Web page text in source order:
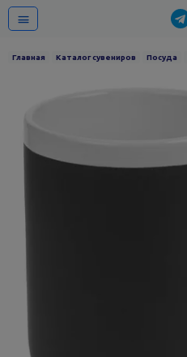
Главная Каталог сувениров Посуда